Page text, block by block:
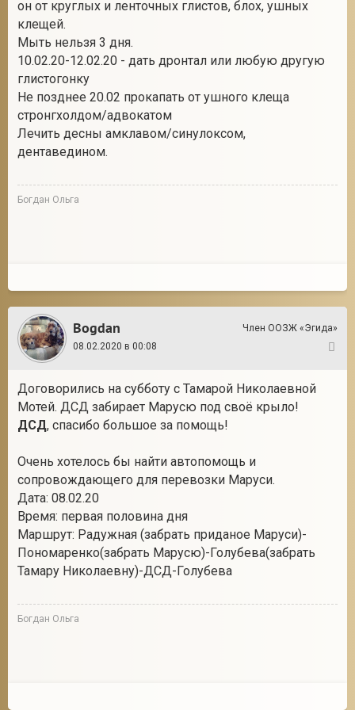
он от круглых и ленточных глистов, блох, ушных
клещей.
Мыть нельзя 3 дня.
10.02.20-12.02.20 - дать дронтал или любую другую
глистогонку
Не позднее 20.02 прокапать от ушного клеща
стронгхолдом/адвокатом
Лечить десны амклавом/синулоксом,
дентаведином.
Богдан Ольга
Bogdan
Член ООЗЖ «Эгида»
08.02.2020 в 00:08
Договорились на субботу с Тамарой Николаевной
Мотей. ДСД забирает Марусю под своё крыло!
ДСД, спасибо большое за помощь!
Очень хотелось бы найти автопомощь и
сопровождающего для перевозки Маруси.
Дата: 08.02.20
Время: первая половина дня
Маршрут: Радужная (забрать приданое Маруси)-
Пономаренко(забрать Марусю)-Голубева(забрать
Тамару Николаевну)-ДСД-Голубева
Богдан Ольга